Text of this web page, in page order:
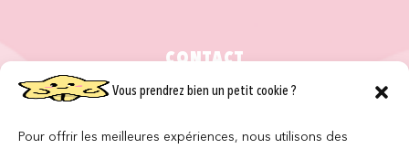
Vous prendrez bien un petit cookie ?
Pour offrir les meilleures expériences, nous utilisons des
CONTACT
NOS MAGASINS
QUI SOMMES NOUS ?